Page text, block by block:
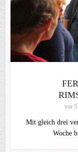
vor 5
Mit gleich drei
Woche